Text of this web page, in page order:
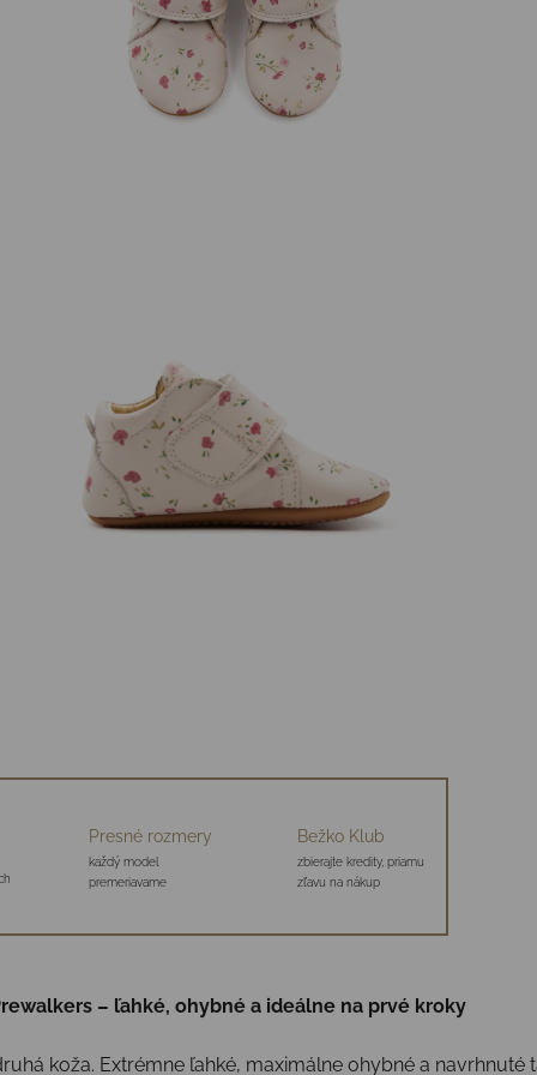
Presné rozmery
každý model
premeriavame
Bežko Klub
zbierajte kredity, priamu
zľavu na nákup
– ľahké, ohybné a ideálne na prvé kroky
koža. Extrémne ľahké, maximálne ohybné a